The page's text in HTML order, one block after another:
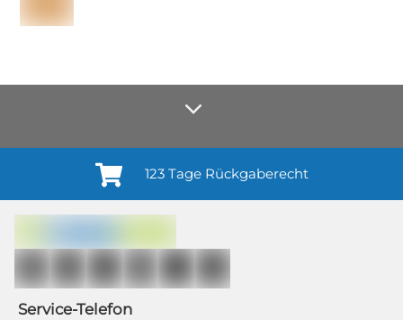
Anmelden¹
casando (Holz-Richter GmbH) sowie zur Interessen-Analyse durch
jederzeit mit Wirkung für die Zukunft und ohne Angabe von Gründen
Weitere Informationen findest du in unserer Datenschutzerklärung.
123 Tage Rückgaberecht
Service-Telefon